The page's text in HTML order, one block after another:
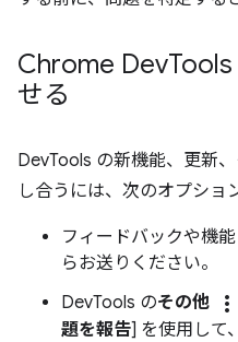
Chrome Dev
せる
DevTools の新機能、更新
し合うには、次のオプショ
フィードバックや機能
らお送りください。
DevTools のその他 more_vert
題を報告] を使用して